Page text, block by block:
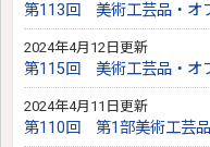
第113回 美術工芸品・オ
2024年4月12日更新
第115回 美術工芸品・オ
2024年4月11日更新
第110回 第1部美術工芸